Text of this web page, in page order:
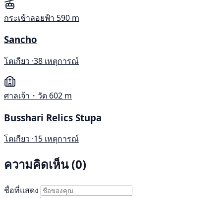
กระเช้าลอยฟ้า 590 m
Sancho
โตเกียว ·38 เหตุการณ์
ศาลเจ้า・วัด 602 m
Busshari Relics Stupa
โตเกียว ·15 เหตุการณ์
ความคิดเห็น (0)
ชื่อที่แสดง